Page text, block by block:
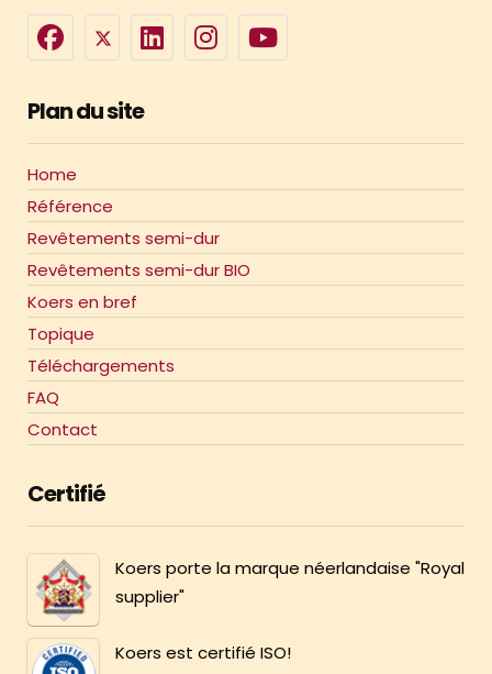
Plan du site
Home
Référence
Revêtements semi-dur
Revêtements semi-dur BIO
Koers en bref
Topique
Téléchargements
FAQ
Contact
Certifié
Koers porte la marque néerlandaise "Royal
supplier"
Koers est certifié ISO!